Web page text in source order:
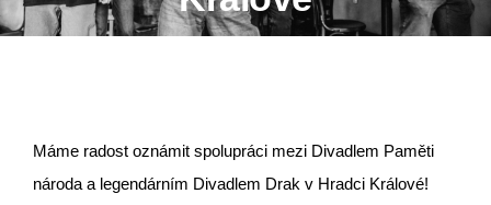
Máme radost oznámit spolupráci mezi Divadlem Paměti
národa a legendárním Divadlem Drak v Hradci Králové!